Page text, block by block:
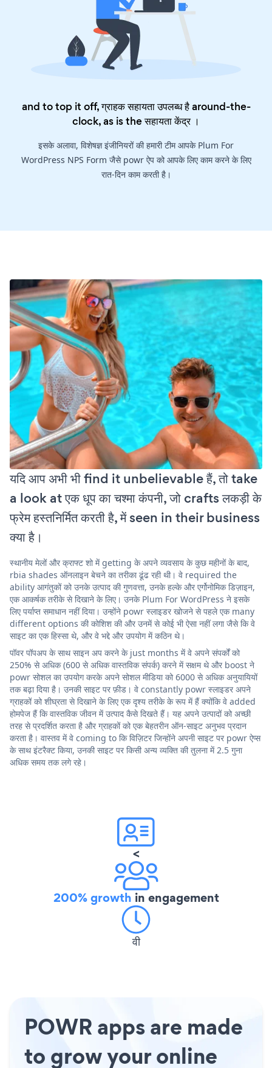
and to top it off, ग्राहक सहायता उपलब्ध है around-the-
clock, as is theसहायता केंद्र।
इसके अलावा, विशेषज्ञ इंजीनियरों की हमारी टीम आपके Plum For
WordPress NPS Form जैसे powr ऐप को आपके लिए काम करने के लिए
रात-दिन काम करती है।
यदि आप अभी भी find it unbelievable हैं, तो take
a look at एक धूप का चश्मा कंपनी, जो crafts लकड़ी के
फ्रेम हस्तनिर्मित करती है, में seen in their business
क्या है।
स्थानीय मेलों और क्राफ्ट शो में getting के अपने व्यवसाय के कुछ महीनों के बाद,
rbia shades ऑनलाइन बेचने का तरीका ढूंढ रही थी। वे required the
ability आगंतुकों को उनके उत्पाद की गुणवत्ता, उनके हल्के और एर्गोनोमिक डिज़ाइन,
एक आकर्षक तरीके से दिखाने के लिए। उनके Plum For WordPress ने इसके
लिए पर्याप्त समाधान नहीं दिया। उन्होंने powr स्लाइडर खोजने से पहले एक many
different options की कोशिश की और उनमें से कोई भी ऐसा नहीं लगा जैसे कि वे
साइट का एक हिस्सा थे, और वे भद्दे और उपयोग में कठिन थे।
पॉवर पॉपअप के साथ साइन अप करने के just months में वे अपने संपर्कों को
250% से अधिक (600 से अधिक वास्तविक संपर्क) करने में सक्षम थे और boost ने
powr सोशल का उपयोग करके अपने सोशल मीडिया को 6000 से अधिक अनुयायियों
तक बढ़ा दिया है। उनकी साइट पर फ़ीड। वे constantly powr स्लाइडर अपने
ग्राहकों को शीघ्रता से दिखाने के लिए एक दृश्य तरीके के रूप में हैं क्योंकि वे added
होमपेज हैं कि वास्तविक जीवन में उत्पाद कैसे दिखते हैं। यह अपने उत्पादों को अच्छी
तरह से प्रदर्शित करता है और ग्राहकों को एक बेहतरीन ऑन-साइट अनुभव प्रदान
करता है। वास्तव में वे coming to कि विज़िटर जिन्होंने अपनी साइट पर powr ऐप्स
के साथ इंटरैक्ट किया, उनकी साइट पर किसी अन्य व्यक्ति की तुलना में 2.5 गुना
अधिक समय तक लगे रहे।
<
200% growth in engagement
वी
POWR apps are made
to grow your online